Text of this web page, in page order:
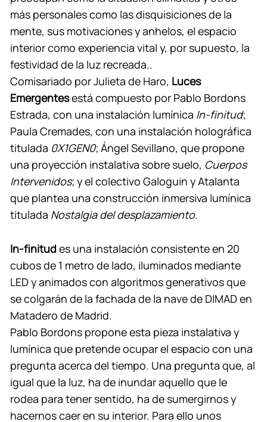
más personales como las disquisiciones de la
mente, sus motivaciones y anhelos, el espacio
interior como experiencia vital y, por supuesto, la
festividad de la luz recreada..
Comisariado por Julieta de Haro, Luces
Emergentesestá compuesto por Pablo Bordons
Estrada, con una instalación lumínica In-finitud;
Paula Cremades, con una instalación holográfica
titulada 0X1GEN0; Ángel Sevillano, que propone
una proyección instalativa sobre suelo, Cuerpos
Intervenidos; y el colectivo Galoguin y Atalanta
que plantea una construcción inmersiva lumínica
titulada Nostalgia del desplazamiento.
In-finitud es una instalación consistente en 20
cubos de 1 metro de lado, iluminados mediante
LED y animados con algoritmos generativos que
se colgarán de la fachada de la nave de DIMAD en
Matadero de Madrid.
Pablo Bordons propone esta pieza instalativa y
lumínica que pretende ocupar el espacio con una
pregunta acerca del tiempo. Una pregunta que, al
igual que la luz, ha de inundar aquello que le
rodea para tener sentido, ha de sumergirnos y
hacernos caer en su interior. Para ello unos